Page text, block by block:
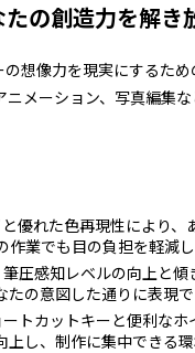
の創造力を解
想像力を現実にするた
メーション、写真編集
優れた色再現性により
業でも目の負担を軽減し
圧感知レベルの向上と
の意図した通りに表現で
トカットキーと便利な
し、制作に集中できる環